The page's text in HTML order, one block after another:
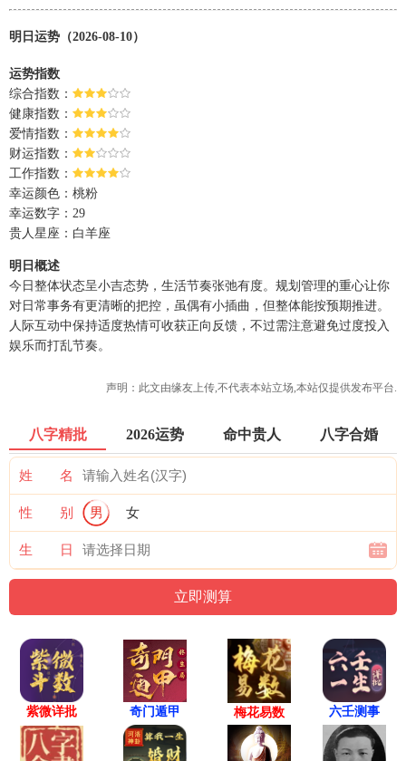
明日运势（2026-08-10）
运势指数
综合指数：
健康指数：
爱情指数：
财运指数：
工作指数：
幸运颜色：桃粉
幸运数字：29
贵人星座：白羊座
明日概述
今日整体状态呈小吉态势，生活节奏张弛有度。规划管理的重心让你
对日常事务有更清晰的把控，虽偶有小插曲，但整体能按预期推进。
人际互动中保持适度热情可收获正向反馈，不过需注意避免过度投入
娱乐而打乱节奏。
声明：此文由缘友上传,不代表本站立场,本站仅提供发布平台.
八字精批 2026运势 命中贵人 八字合婚
姓 名
性 别 男 女
生 日
紫微详批 奇门遁甲 梅花易数 六壬测事